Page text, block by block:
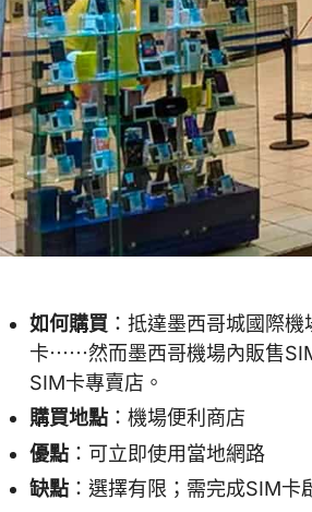
如何購買 ：抵達墨西哥城國際
卡⋯⋯然而墨西哥機場內販售
SIM卡專賣店。
購買地點 ：機場便利商店
優點 ：可立即使用當地網路
缺點 ：選擇有限；需完成SIM卡